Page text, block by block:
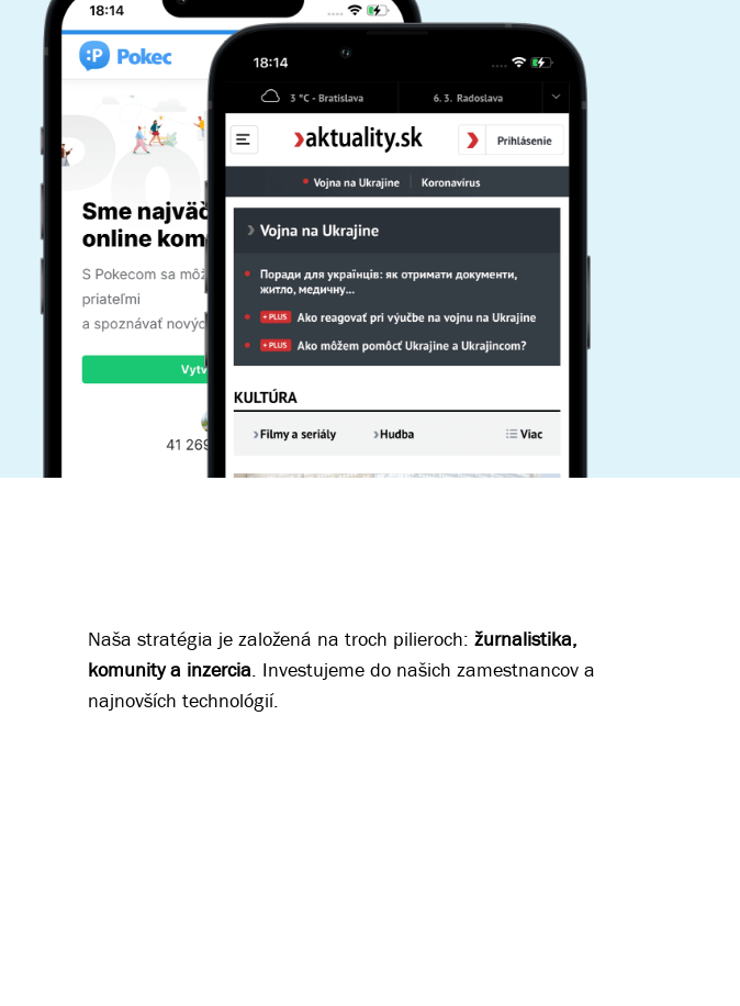
Naša stratégia je založená na troch pilieroch:žurnalistika,
komunity a inzercia. Investujeme do našich zamestnancov a
najnovších technológií.